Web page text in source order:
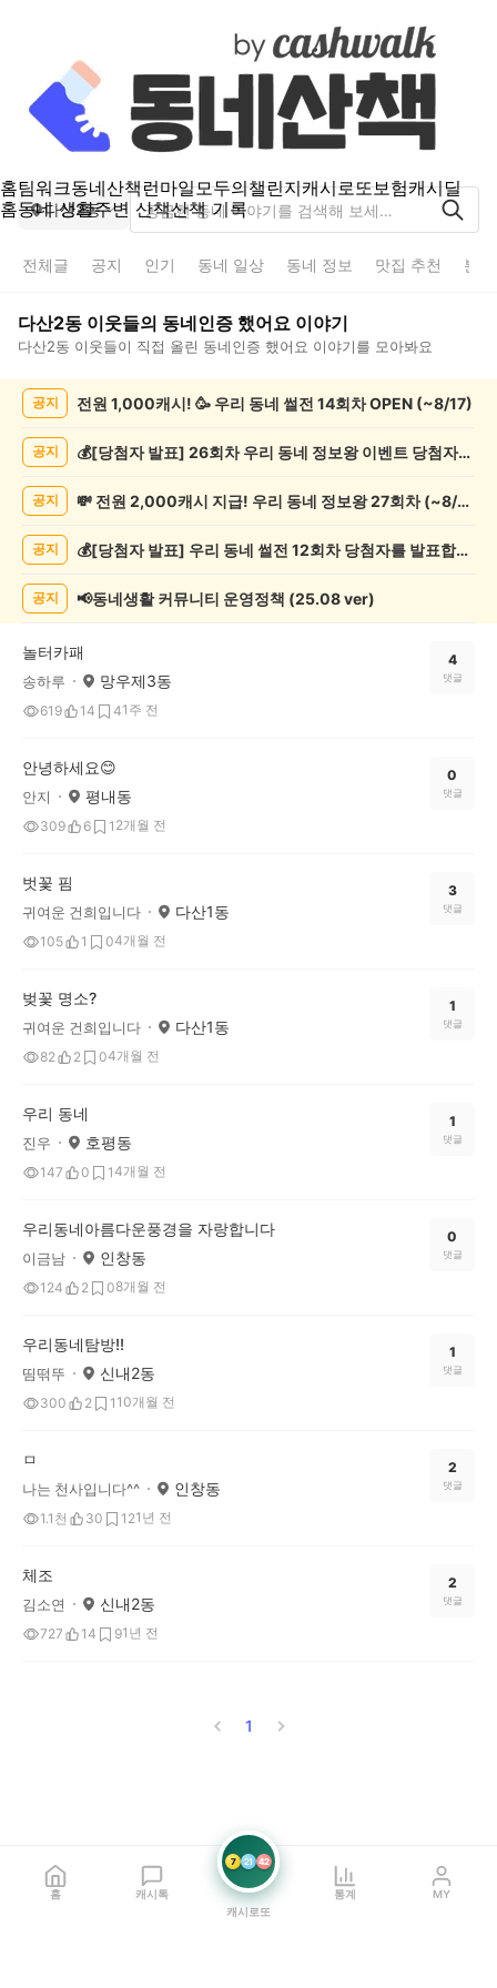
홈팀워크동네산책런마일모두의챌린지캐시로또보험캐시딜
홈동네 생활주변 산책산책 기록
다산2동
전체글 공지 인기 동네 일상 동네 정보 맛집 추천 분
다산2동 이웃들의 동네인증 했어요 이야기
다산2동 이웃들이 직접 올린 동네인증 했어요 이야기를 모아봐요
게
공지 전원 1,000캐시! 🥳 우리 동네 썰전 14회차 OPEN (~8/17)
공지 💰[당첨자 발표] 26회차 우리 동네 정보왕 이벤트 당첨자를 발표합니다!
공지 💸 전원 2,000캐시 지급! 우리 동네 정보왕 27회차 (~8/10)
공지 💰[당첨자 발표] 우리 동네 썰전 12회차 당첨자를 발표합니다!
공지 📢동네생활 커뮤니티 운영정책 (25.08 ver)
놀터카패
송하루 망우제3동
619 14 41주 전
4
댓글
안녕하세요😊
안지 평내동
309 6 1 2개월 전
0
댓글
벗꽃 핌
귀여운 건희입니다 다산1동
105 1 04개월 전
3
댓글
벚꽃 명소?
귀여운 건희입니다 다산1동
82 2 04개월 전
1
댓글
우리 동네
진우 호평동
147 0 14개월 전
1
댓글
우리동네아름다운풍경을 자랑합니다
이금남 인창동
124 2 08개월 전
0
댓글
우리동네탐방!!
띰떢뚜 신내2동
300 2 1 10개월 전
1
댓글
ㅁ
나는 천사입니다^^ 인창동
1.1천 30 121년 전
2
댓글
체조
김소연 신내2동
727 14 91년 전
2
댓글
1
홈 캐시톡
7 21 42
캐시로또
통계 MY